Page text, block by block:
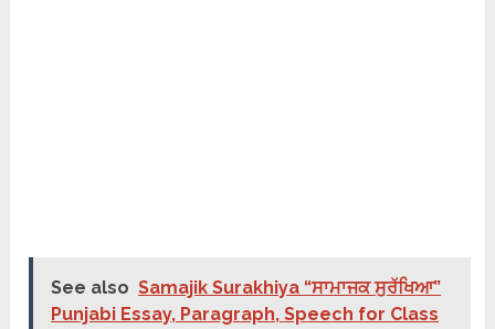
See also Samajik Surakhiya “ਸਾਮਾਜਕ ਸੁਰੱਖਿਆ”
Punjabi Essay, Paragraph, Speech for Class